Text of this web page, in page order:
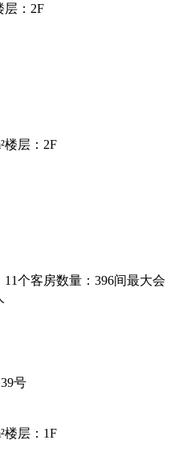
层：2F
楼层：2F
11个客房数量：396间最大会
号
楼层：1F